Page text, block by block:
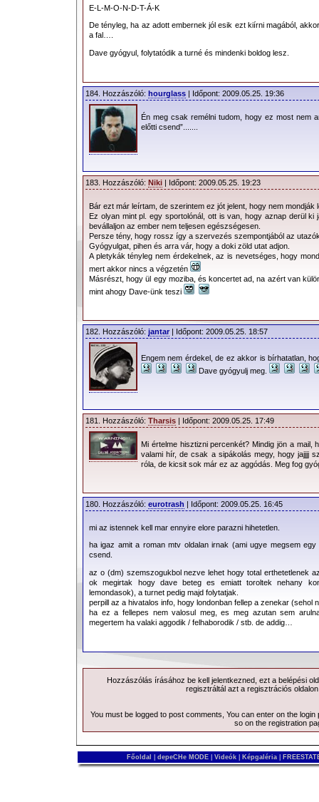
05.12. Athén, Terra Vibe Park
05.14. Istanbul, Törökország, Santral
05.18. Szófia, Bulgária, Vasil Levski
05.20. Belgrád, Szerbia, USCE Park
05.21. Zágráb, Horvátország, Arena
05.23. Varsó, Lengyelország, Gwardia
05.25. Riga, Lettország, Skonto Stadium
05.27. Vilnius, Litvánia, Zalgiris Stadium
Hivatalosan nem megerősített törlések:
05.30. London, UK O2 Arena
05.31. Landgraaf, Hollandia Pinkpop
06.02. Hamburg, Németország HSH
06.04. Düsseldorf, Németország, LTU
Koncertinfó:2009 Tour of the Universe
2009.05.20. 07:34 |Faith| 90234 Olvasás | 259 Hozzászólás |
E-L-M-O-N-D-T-Á-K
De tényleg, ha az adott embernek jól esik ezt kiírni magából,
a fal….
Dave gyógyul, folytatódik a turné és mindenki boldog lesz.
184. Hozzászóló: hourglass | Időpont: 2009.05.25. 19:36
Én meg csak remélni tudom, hogy ez most nem
előtti csend”.......
183. Hozzászóló: Niki | Időpont: 2009.05.25. 19:23
Bár ezt már leírtam, de szerintem ez jót jelent, hogy nem mondják
Ez olyan mint pl. egy sportolónál, ott is van, hogy aznap derül ki
bevállaljon az ember nem teljesen egészségesen.
Persze tény, hogy rossz így a szervezés szempontjából az
Gyógyulgat, pihen és arra vár, hogy a doki zöld utat adjon.
A pletykák tényleg nem érdekelnek, az is nevetséges, hogy
mert akkor nincs a végzetén
Másrészt, hogy ül egy moziba, és koncertet ad, na azért van
mint ahogy Dave-ünk teszi
182. Hozzászóló: jantar | Időpont: 2009.05.25. 18:57
Engem nem érdekel, de ez akkor is bírhatatlan,
Dave gyógyulj meg.
181. Hozzászóló: Tharsis | Időpont: 2009.05.25. 17:49
Mi értelme hisztizni percenkét? Mindig jön a
valami hír, de csak a sipákolás megy, hogy jajjjj
róla, de kicsit sok már ez az aggódás. Meg fog
180. Hozzászóló: eurotrash | Időpont: 2009.05.25. 16:45
mi az istennek kell mar ennyire elore parazni hihetetlen.
ha igaz amit a roman mtv oldalan irnak (ami ugye megsem
csend.
az o (dm) szemszogukbol nezve lehet hogy total erthetetlenek
ok megirtak hogy dave beteg es emiatt toroltek nehany
lemondasok), a turnet pedig majd folytatjak.
perpill az a hivatalos info, hogy londonban fellep a zenekar (sehol
ha ez a fellepes nem valosul meg, es meg azutan sem
megertem ha valaki aggodik / felhaborodik / stb. de addig…
Hozzászólás írásához be kell jelentkezned, ezt a belépési
regisztráltál azt a regisztrációs
You must be logged to post comments, You can enter on the login
so on the registration
Főoldal depeCHe MODE Videók Képgaléria